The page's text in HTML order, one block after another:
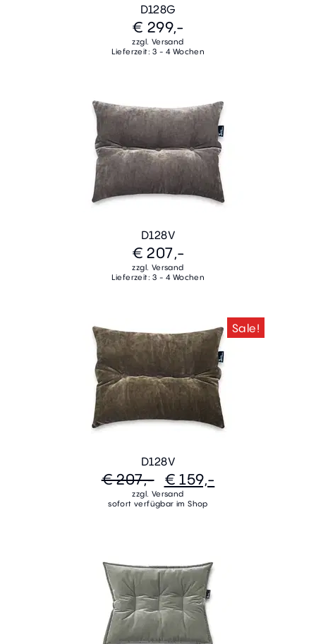
D128G
€ 299,-
zzgl. Versand
Lieferzeit: 3 - 4 Wochen
D128V
€ 207,-
zzgl. Versand
Lieferzeit: 3 - 4 Wochen
Sale!
D128V
€ 207,- € 159,-
zzgl. Versand
sofort verfügbar im Shop